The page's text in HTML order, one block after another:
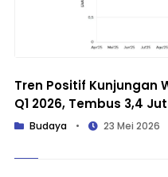
Tren Positif Kunjungan
Q1 2026, Tembus 3,4
Budaya • 23 Mei 2026